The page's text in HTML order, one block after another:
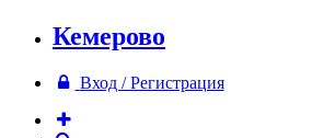
Кемерово
Вход / Регистрация